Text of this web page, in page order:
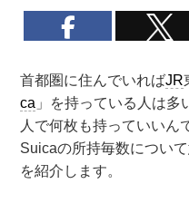
首都圏に住んでいればJR
ca 」を持っている人は
人で何枚も持っていい
Suicaの所持毎数につい
を紹介します。